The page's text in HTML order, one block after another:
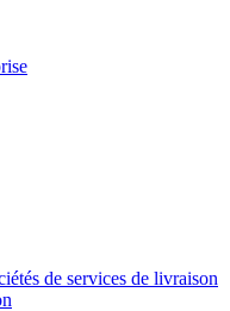
de services de livraison